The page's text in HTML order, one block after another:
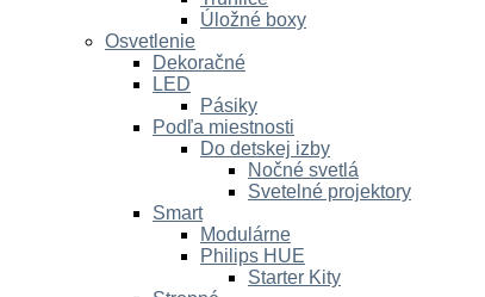
Úložné boxy
Osvetlenie
Dekoračné
LED
Pásiky
Podľa miestnosti
Do detskej izby
Nočné svetlá
Svetelné projektory
Smart
Modulárne
Philips HUE
Starter Kity